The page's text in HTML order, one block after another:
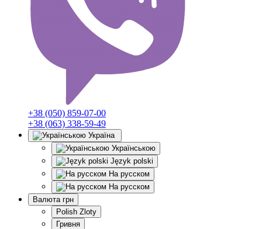
+38 (050) 859-07-00
+38 (063) 338-59-49
Україна
Українською
Język polski
На русском
На русском
Валюта грн
Polish Zloty
Гривня